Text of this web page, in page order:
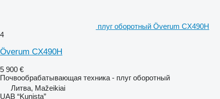
плуг оборотный Överum CX490H
4
Överum CX490H
5 900 €
Почвообрабатывающая техника - плуг оборотный
Литва, Mažeikiai
UAB “Kunista”